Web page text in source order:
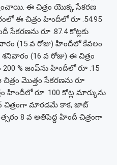
ఈ చిత్రం యొక్క సేకరణ
ఈ చిత్రం హిందీలో రూ .54.95
రూ .87.4 కోట్లకు
(15 వ రోజు) హిందీలో కేవలం
శనివారం (16 వ రోజు) ఈ చిత్రం
% జంప్‌ను హిందీలో రూ .15
మొత్తం సేకరణను రూ
హిందీలో రూ .100 కోట్ల మార్కును
మారడమే కాక, జాట్
8 వ అతిపెద్ద హిందీ చిత్రంగా